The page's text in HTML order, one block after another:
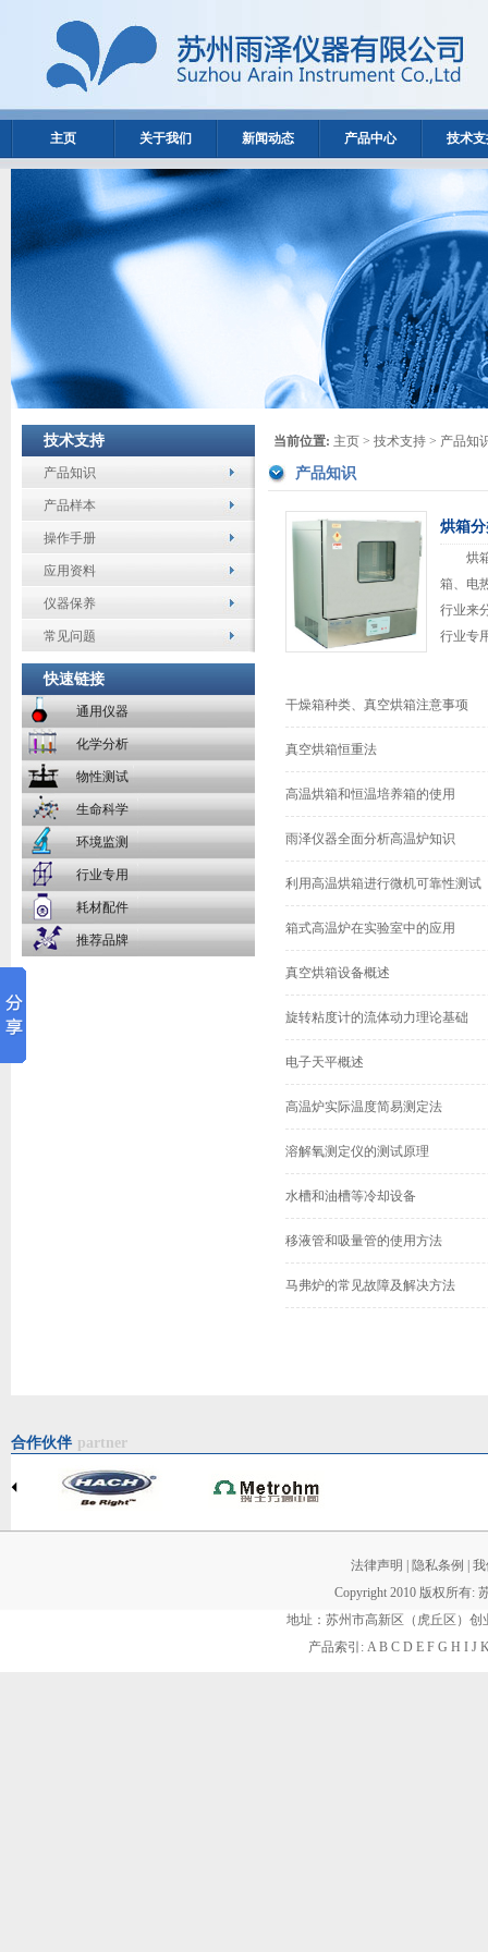
主页 关于我们 新闻动态 产品中心 技术
技术支持
产品知识
产品样本
操作手册
应用资料
仪器保养
常见问题
快速链接
通用仪器
化学分析
物性测试
生命科学
环境监测
行业专用
耗材配件
推荐品牌
当前位置: 主页 > 技术支持 > 产品知
产品知识
烘箱
烘箱
箱、电
行业来
行业专
干燥箱种类、真空烘箱注意事项
真空烘箱恒重法
高温烘箱和恒温培养箱的使用
雨泽仪器全面分析高温炉知识
利用高温烘箱进行微机可靠性测试
箱式高温炉在实验室中的应用
真空烘箱设备概述
旋转粘度计的流体动力理论基础
电子天平概述
高温炉实际温度简易测定法
溶解氧测定仪的测试原理
水槽和油槽等冷却设备
移液管和吸量管的使用方法
马弗炉的常见故障及解决方法
合作伙伴 partner
法律声明 隐私条例
我
Copyright 2010 版权所有:
地址：苏州市高新区（虎丘区）创
产品索引: A B C D E F G H I J